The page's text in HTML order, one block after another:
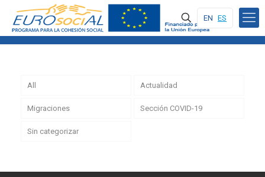
EN ES
All Actualidad
Migraciones Sección COVID-19
Sin categorizar